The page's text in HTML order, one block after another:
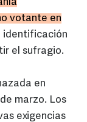
votante en
identificación
el sufragio.
en
marzo. Los
exigencias